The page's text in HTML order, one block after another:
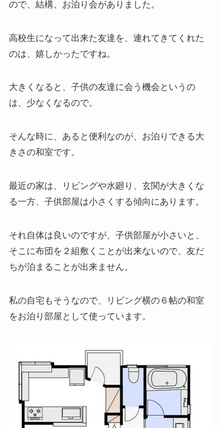
ので、結構、お泊り会がありました。
高校生になって出来た友達を、連れてきてくれた
のは、嬉しかったですね。
大きくなると、子供の友達に会う機会というの
は、少なくなるので。
そんな時に、あると便利なのが、お泊りできる大
きさの和室です。
最近の家は、リビングや水廻り、玄関が大きくな
る一方、子供部屋は小さくする傾向にあります。
それ自体は良いのですが、子供部屋が小さいと、
そこに布団を２組敷くことが出来ないので、友だ
ちが泊まることが出来ません。
私の自宅もそうなので、リビング横の６帖の和室
をお泊り部屋として使っています。